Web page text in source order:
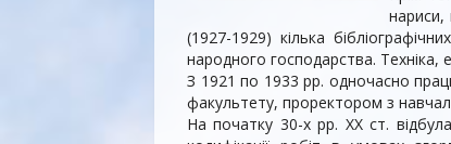
нариси,
(1927-1929) кілька
народного господарства. Техніка,
З 1921 по 1933 рр. одночасно
факультету, проректором з
На початку 30-х рр. ХХ ст.